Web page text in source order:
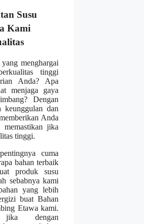
Susu
Kami
menghargai
tinggi
Anda? Apa
menjaga gaya
Dengan
keunggulan dan
Anda
jika
tinggi.
cuma
bahan terbaik
produk susu
sebabnya kami
yang lebih
buat Bahan
Etawa kami.
dengan